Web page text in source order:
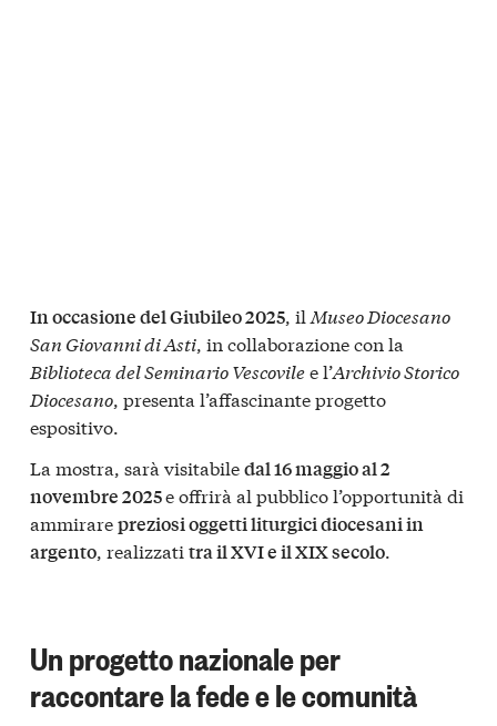
In occasione del Giubileo 2025, il Museo Diocesano
San Giovanni di Asti, in collaborazione con la
Biblioteca del Seminario Vescovilee l’Archivio Storico
Diocesano, presenta l’affascinante progetto
espositivo.
La mostra, sarà visitabiledal 16 maggio al 2
novembre 2025e offrirà al pubblico l’opportunità di
ammirarepreziosi oggetti liturgici diocesani in
argento, realizzati tra il XVI e il XIX secolo.
Un progetto nazionale per
raccontare la fede e le comunità